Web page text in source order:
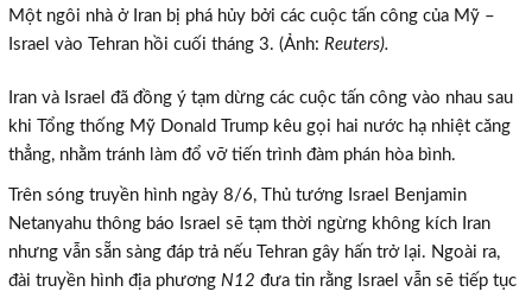
Một ngôi nhà ở Iran bị phá hủy bởi các cuộc tấn công của Mỹ –
Israel vào Tehran hồi cuối tháng 3. (Ảnh: Reuters).
Iran và Israel đã đồng ý tạm dừng các cuộc tấn công vào nhau sau
khi Tổng thống Mỹ Donald Trump kêu gọi hai nước hạ nhiệt căng
thẳng, nhằm tránh làm đổ vỡ tiến trình đàm phán hòa bình.
Trên sóng truyền hình ngày 8/6, Thủ tướng Israel Benjamin
Netanyahu thông báo Israel sẽ tạm thời ngừng không kích Iran
nhưng vẫn sẵn sàng đáp trả nếu Tehran gây hấn trở lại. Ngoài ra,
đài truyền hình địa phương N12 đưa tin rằng Israel vẫn sẽ tiếp tục